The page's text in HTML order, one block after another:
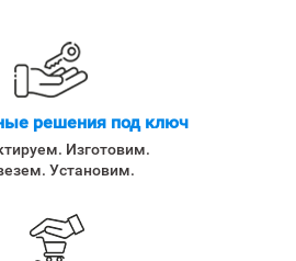
решения под ключ
Изготовим.
Установим.